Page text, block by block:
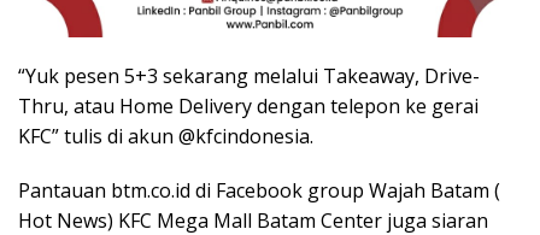
“Yuk pesen 5+3 sekarang melalui Takeaway, Drive-
Thru, atau Home Delivery dengan telepon ke gerai
KFC” tulis di akun @kfcindonesia.
Pantauan btm.co.id di Facebook group Wajah Batam (
Hot News) KFC Mega Mall Batam Center juga siaran